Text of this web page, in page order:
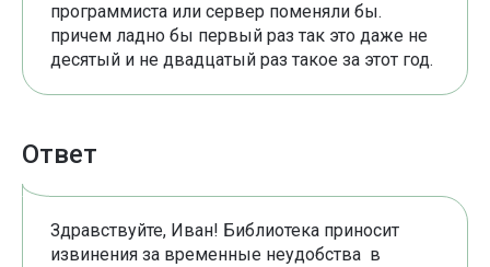
программиста или сервер поменяли бы.
причем ладно бы первый раз так это даже не
десятый и не двадцатый раз такое за этот год.
Ответ
Здравствуйте, Иван! Библиотека приносит
извинения за временные неудобства в